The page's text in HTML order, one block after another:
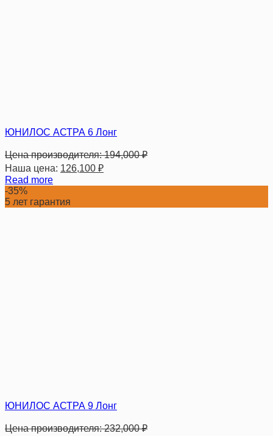
ЮНИЛОС АСТРА 6 Лонг
Цена производителя:194,000₽
Наша цена: 126,100 ₽
Read more
-35%
5 лет гарантия
ЮНИЛОС АСТРА 9 Лонг
Цена производителя:232,000₽